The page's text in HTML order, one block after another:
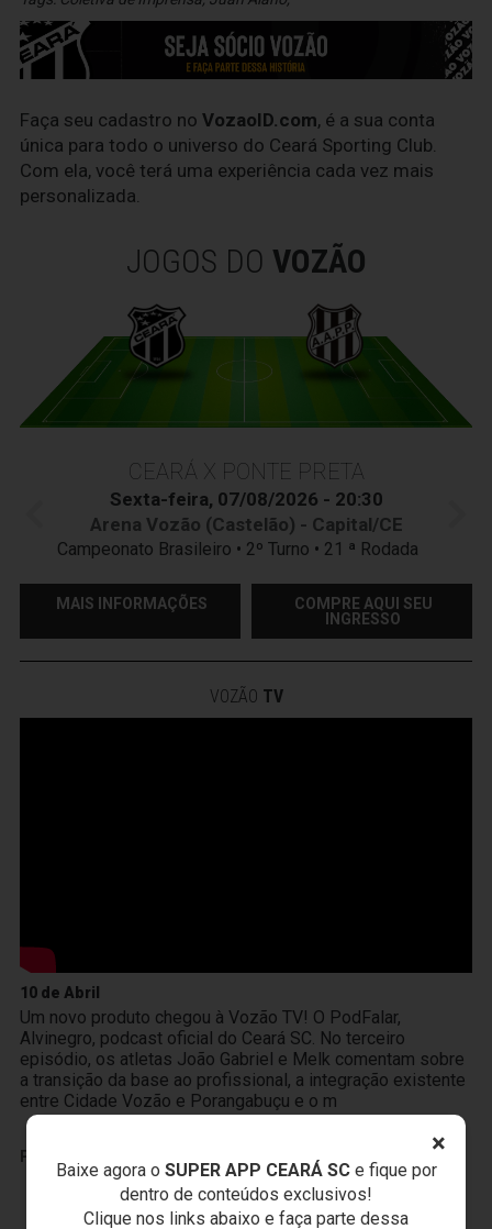
×
Baixe agora o SUPER APP CEARÁ SCe fique por
dentro de conteúdos exclusivos!
Clique nos links abaixo e faça parte dessa
Faça seu cadastro no VozaoID.com, é a sua conta
única para todo o universo do Ceará Sporting Club.
Com ela, você terá uma experiência cada vez mais
personalizada.
JOGOS DO VOZÃO
CEARÁ X PONTE PRETA
Sexta-feira, 07/08/2026 - 20:30
Arena Vozão (Castelão) - Capital/CE
Campeonato Brasileiro • 2º Turno • 21 ª Rodada
MAIS INFORMAÇÕES
COMPRE AQUI SEU
INGRESSO
VOZÃO TV
10 de Abril
Um novo produto chegou à Vozão TV! O PodFalar,
Alvinegro, podcast oficial do Ceará SC. No terceiro
episódio, os atletas João Gabriel e Melk comentam sobre
a transição da base ao profissional, a integração existente
entre Cidade Vozão e Porangabuçu e o m
PUBLICIDADE